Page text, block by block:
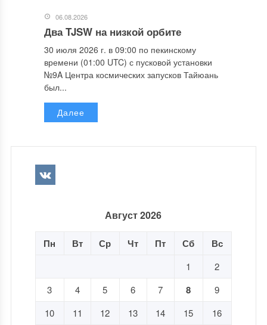
06.08.2026
Два TJSW на низкой орбите
30 июля 2026 г. в 09:00 по пекинскому
времени (01:00 UTC) с пусковой установки
№9A Центра космических запусков Тайюань
был...
Далее
Август 2026
Пн Вт Ср Чт Пт Сб Вс
1
2
3
4 5 6 7 8
9
10
11 12 13 14 15
16